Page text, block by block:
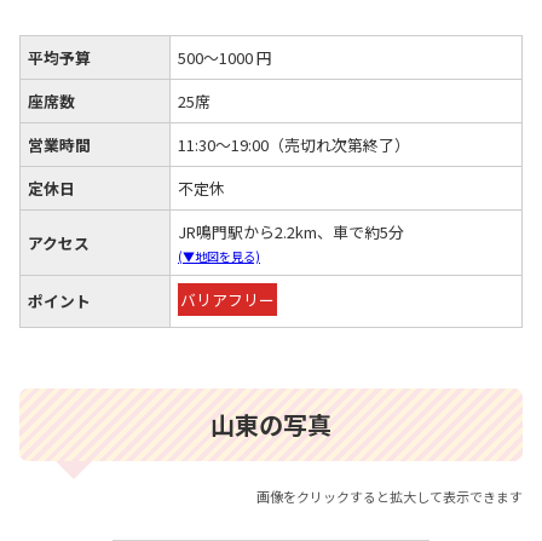
平均予算
500～1000 円
座席数
25席
営業時間
11:30～19:00（売切れ次第終了）
定休日
不定休
アクセス JR鳴門駅から2.2km、車で約5分
(▼地図を見る)
ポイント バリアフリー
山東の写真
画像をクリックすると拡大して表示できます